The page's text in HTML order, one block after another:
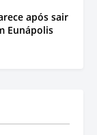
após sair
Eunápolis